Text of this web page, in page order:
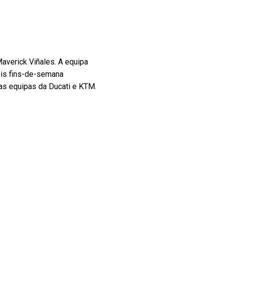
Viñales. A equipa
fins-de-semana
equipas da Ducati e KTM.